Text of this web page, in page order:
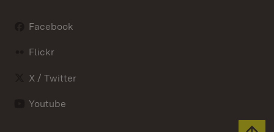
Facebook
Flickr
X / Twitter
Youtube